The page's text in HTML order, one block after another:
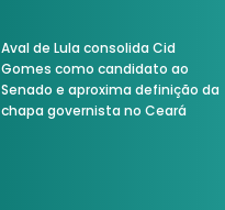
Aval de Lula consolida Cid
Gomes como candidato ao
Senado e aproxima definição da
chapa governista no Ceará